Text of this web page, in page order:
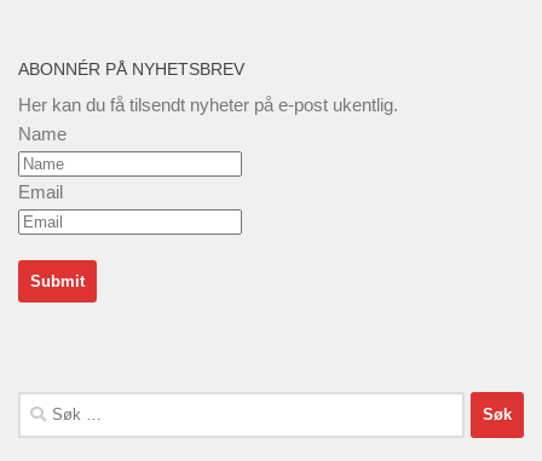
ABONNÉR PÅ NYHETSBREV
Her kan du få tilsendt nyheter på e-post ukentlig.
Name
Email
Søk
etter: